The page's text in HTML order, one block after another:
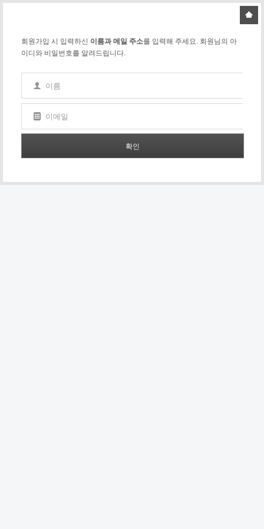
회원가입 시 입력하신 이름과 메일 주소를 입력해 주세요. 회원님의 아
이디와 비밀번호를 알려드립니다.
이름
이메일